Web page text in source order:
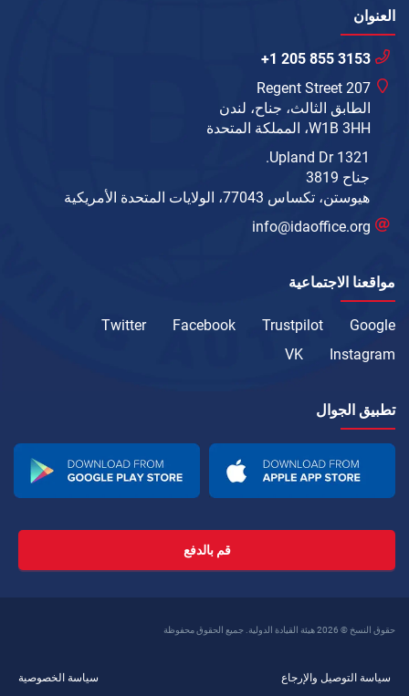
العنوان
+1 205 855 3153
207 Regent Street
الطابق الثالث، جناح، لندن
W1B 3HH، المملكة المتحدة
1321 Upland Dr.
جناح 3819
هيوستن، تكساس 77043، الولايات المتحدة الأمريكية
info@idaoffice.org
مواقعنا الاجتماعية
Google
Trustpilot
Facebook
Twitter
Instagram
VK
تطبيق الجوال
قم بالدفع
حقوق النسخ © 2026 هيئة القيادة الدولية. جميع الحقوق محفوظة
سياسة التوصيل والإرجاع سياسة الخصوصية